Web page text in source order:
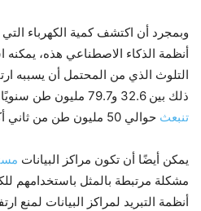
وبمجرد أن اكتشف كمية الكهرباء
أنظمة الذكاء الاصطناعي هذه، يمكنه
التلوث الذي من المحتمل أن يسببه
ذلك بين 32.6 و79.7 مليون طن سنويًا. للمقارنة،
تنبعث حوالي 50 مليون طن من ثاني أكسيد الكربون سنويًا.
يمكن أيضًا أن تكون مراكز البيانات
مشكلة مرتبطة بالمثل باستخدامهم
أنظمة التبريد لمراكز البيانات لمنع